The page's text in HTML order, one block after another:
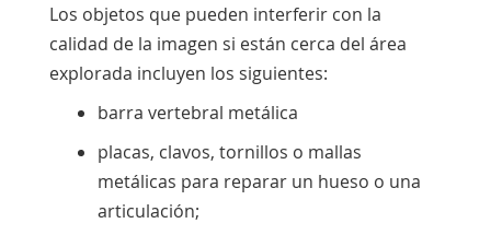
Los objetos que pueden interferir con la
calidad de la imagen si están cerca del área
explorada incluyen los siguientes:
barra vertebral metálica
placas, clavos, tornillos o mallas
metálicas para reparar un hueso o una
articulación;